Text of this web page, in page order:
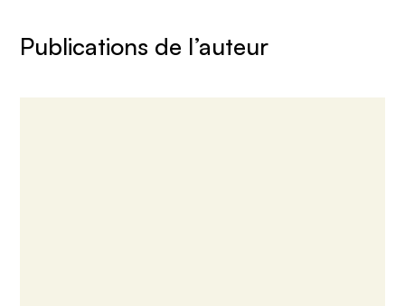
Publications de l’auteur